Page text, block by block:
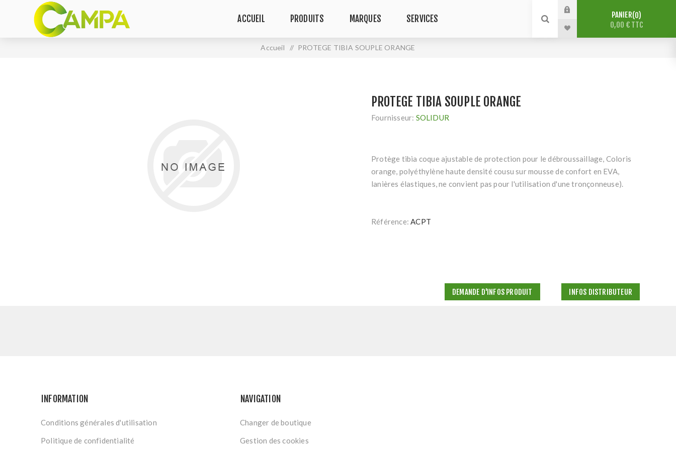
ACCUEIL PRODUITS MARQUES SERVICES PANIER 0
0,00 € TTC
Accueil / PROTEGE TIBIA SOUPLE ORANGE
PROTEGE TIBIA SOUPLE ORANGE
Fournisseur: SOLIDUR
Protège tibia coque ajustable de protection pour le débroussaillage, Coloris
orange, polyéthylène haute densité cousu sur mousse de confort en EVA,
lanières élastiques, ne convient pas pour l'utilisation d'une tronçonneuse).
Référence: ACPT
DEMANDE D'INFOS PRODUIT INFOS DISTRIBUTEUR
INFORMATION
Conditions générales d'utilisation
Politique de confidentialité
NAVIGATION
Changer de boutique
Gestion des cookies